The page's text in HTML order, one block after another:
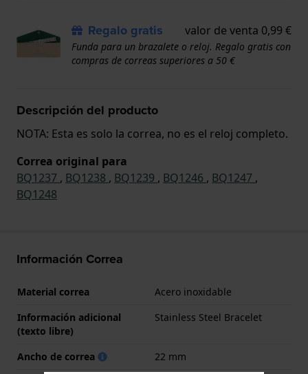
Regalo gratis valor de venta 0,99 €
Funda para un brazalete o reloj. Regalo gratis con
compras de correas superiores a 50 €
Descripción del producto
NOTA: Esta es solo la correa, no es el reloj completo.
Correa original para
BQ1237 , BQ1238 , BQ1239 , BQ1246 , BQ1247 ,
BQ1248
Información Correa
Material correa
Acero inoxidable
Información adicional
(texto libre)
Stainless Steel Bracelet
Ancho de correa
22 mm